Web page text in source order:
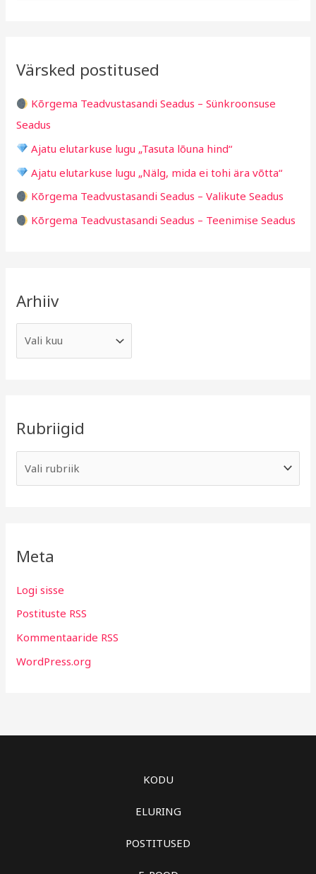
c
f
o
r
:
Värsked postitused
Kõrgema Teadvustasandi Seadus – Sünkroonsuse
Seadus
Ajatu elutarkuse lugu „Tasuta lõuna hind“
Ajatu elutarkuse lugu „Nälg, mida ei tohi ära võtta“
Kõrgema Teadvustasandi Seadus – Valikute Seadus
Kõrgema Teadvustasandi Seadus – Teenimise Seadus
Arhiiv
Rubriigid
g
i
d
Meta
Logi sisse
Postituste RSS
Kommentaaride RSS
WordPress.org
KODU
ELURING
POSTITUSED